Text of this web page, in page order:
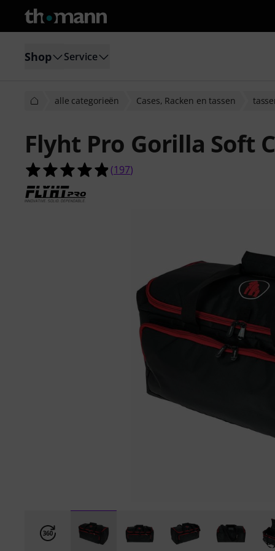
Shop Service
alle categorieën Cases, Racken en tassen
Flyht Pro Gorilla Soft
4.9 van de 5 sterren van 197
(197)